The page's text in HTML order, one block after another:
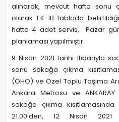
alınarak, mevcut hafta sonu
olarak EK-1B tabloda
hatta 4 adet servis, Pazar
planlaması yapılmıştır.
9 Nisan 2021 tarihi itibarıyla
sonu sokağa çıkma
(ÖHO) ve Özel Toplu Taşıma
Ankara Metrosu ve
sokağa çıkma
21.00’den, 12 Nisan